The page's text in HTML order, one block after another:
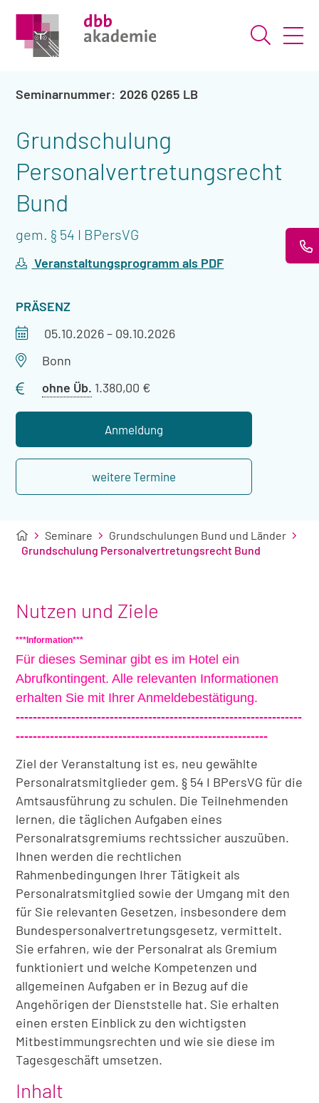
Suche
2026 Q265 LB
Grundschulung
Personalvertretungsrecht
Bund
gem. § 54 I BPersVG
Veranstaltungsprogramm als PDF
VERANSTALTUNGSART
PRÄSENZ
Veranstaltungszeitraum
05.10.2026– 09.10.2026
Veranstaltungsort
Bonn
ohne Üb. Preis
Übernachtung
1.380,00 €
Anmeldung
weitere Termine
Seminare
Grundschulungen Bund und Länder
Grundschulung Personalvertretungsrecht Bund
Nutzen und Ziele
***Information***
Für dieses Seminar gibt es im Hotel ein
Abrufkontingent. Alle relevanten Informationen
erhalten Sie mit Ihrer Anmeldebestätigung.
-------------------------------------------------------------------
-----------------------------------------------------------
Ziel der Veranstaltung ist es, neu gewählte
Personalratsmitglieder gem. § 54 I BPersVG für die
Amtsausführung zu schulen. Die Teilnehmenden
lernen, die täglichen Aufgaben eines
Personalratsgremiums rechtssicher auszuüben.
Ihnen werden die rechtlichen
Rahmenbedingungen Ihrer Tätigkeit als
Personalratsmitglied sowie der Umgang mit den
für Sie relevanten Gesetzen, insbesondere dem
Bundespersonalvertretungsgesetz, vermittelt.
Sie erfahren, wie der Personalrat als Gremium
funktioniert und welche Kompetenzen und
allgemeinen Aufgaben er in Bezug auf die
Angehörigen der Dienststelle hat. Sie erhalten
einen ersten Einblick zu den wichtigsten
Mitbestimmungsrechten und wie sie diese im
Tagesgeschäft umsetzen.
Inhalt